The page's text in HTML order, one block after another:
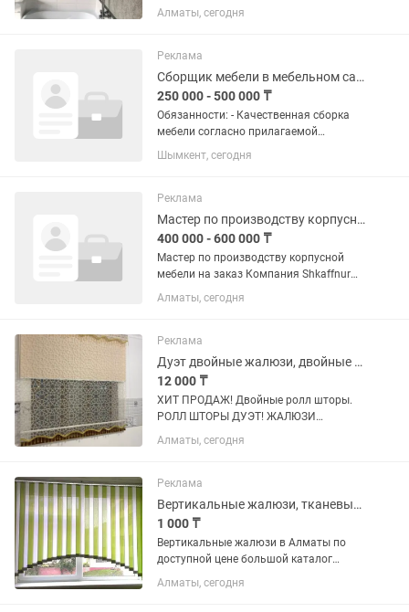
заказ,изготовления из качественной
нержавеющей стали.Без провисания и
рынке,гарантия 3 года.Доставки и
установки...
Алматы, сегодня
Реклама
Сборщик мебели в мебельном салоне
250 000 - 500 000 ₸
Обязанности: - Качественная сборка
мебели согласно прилагаемой
инструкции; - Установка, монтаж,
демонтаж мебели в объекте; - Работа
Требования: - Опыт работы от 3...
Шымкент, сегодня
Реклама
Мастер по производству корпусной мебели
400 000 - 600 000 ₸
Мастер по производству корпусной
мебели на заказ Компания Shkaffnur
(20 лет на рынке) приглашает в
команду опытных мастеров по
вы хотите работать в стабильной...
Алматы, сегодня
Реклама
Дуэт двойные жалюзи, двойные тюлевые ролл-шторы
12 000 ₸
ХИТ ПРОДАЖ! Двойные ролл шторы.
РОЛЛ ШТОРЫ ДУЭТ! ЖАЛЮЗИ
двойные! Двойные тюлевые жалюзи
Дуэт! Качественные турецкие ткани!
Выезд на замер бесплатно! Доставка
и...
Алматы, сегодня
Реклама
Вертикальные жалюзи, тканевые жалюзи
1 000 ₸
Вертикальные жалюзи в Алматы по
доступной цене большой каталог
тканей обработанных анти пыль анти
пожар работаем быстро и качественно
Алматы, сегодня